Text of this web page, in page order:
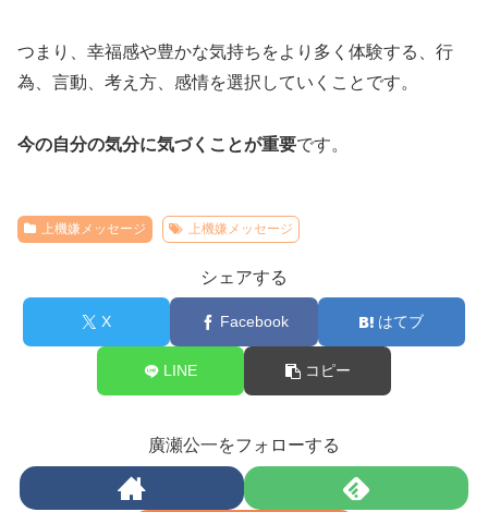
つまり、幸福感や豊かな気持ちをより多く体験する、行
為、言動、考え方、感情を選択していくことです。
今の自分の気分に気づくことが重要です。
上機嫌メッセージ 上機嫌メッセージ
シェアする
X Facebook はてブ
LINE コピー
廣瀬公一をフォローする